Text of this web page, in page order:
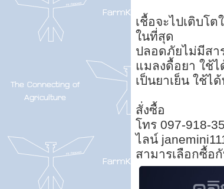
เชื้อจะไปเติบโ
ในที่สุด
ปลอดภัยไม่มีสา
แมลงดื้อยา ใช้ไ
เป็นยาเย็น ใช้
สั่งซื้อ
โทร 097-918-
ไลน์
สามารเลือกซื้อ